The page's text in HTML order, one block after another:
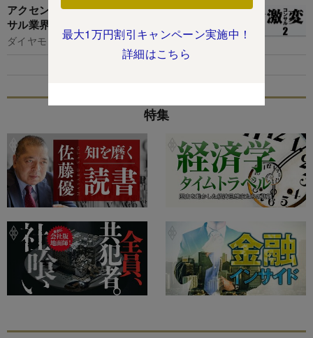
最大1万円割引キャンペーン実施中！
詳細はこちら
アクセンチュアが規模拡大で成功する理由【コン
サル業界俯瞰マップ】
ダイヤモンド編集部,山本 輝
特集